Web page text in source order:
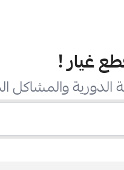
غيار!
الدورية والمشاكل